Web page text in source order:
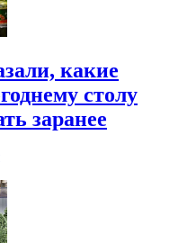
какие
столу
заранее